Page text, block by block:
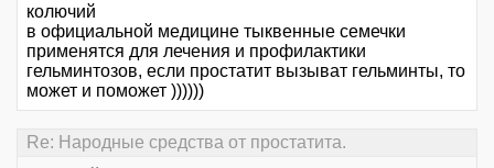
колючий
в официальной медицине тыквенные семечки
применятся для лечения и профилактики
гельминтозов, если простатит вызыват гельминты, то
может и поможет ))))))
Re: Народные средства от простатита.